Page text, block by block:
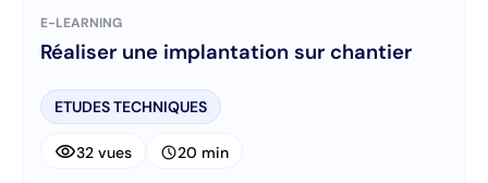
E-LEARNING
Réaliser une implantation sur chantier
ETUDES TECHNIQUES
visibility32 vues schedule20 min